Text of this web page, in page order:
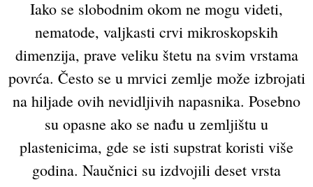
Iako se slobodnim okom ne mogu videti,
nematode, valjkasti crvi mikroskopskih
dimenzija, prave veliku štetu na svim vrstama
povrća. Često se u mrvici zemlje može izbrojati
na hiljade ovih nevidljivih napasnika. Posebno
su opasne ako se nađu u zemljištu u
plastenicima, gde se isti supstrat koristi više
godina. Naučnici su izdvojili deset vrsta